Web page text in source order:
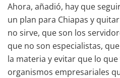
Ahora, añadió, hay que
un plan para Chiapas y
no sirve, que son los
que no son especialistas,
la materia y evitar que lo
organismos empresariales